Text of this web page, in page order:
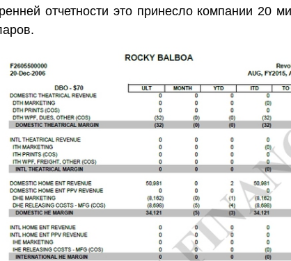
отчетности это принесло компании 20